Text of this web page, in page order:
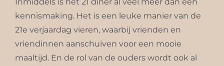
kennismaking. Het is een leuke manier van de
21e verjaardag vieren, waarbij vrienden en
vriendinnen aanschuiven voor een mooie
maaltijd. En de rol van de ouders wordt ook al